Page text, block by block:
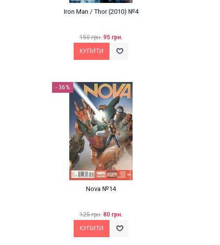
Iron Man / Thor (2010) №4
150 грн. 95 грн.
- 36%
Nova №14
125 грн. 80 грн.